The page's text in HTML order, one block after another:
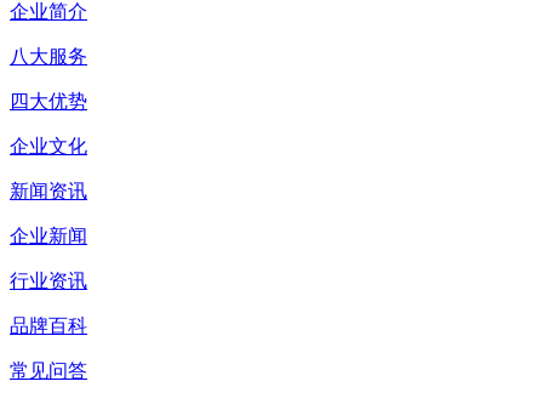
企业简介
八大服务
四大优势
企业文化
新闻资讯
企业新闻
行业资讯
品牌百科
常见问答